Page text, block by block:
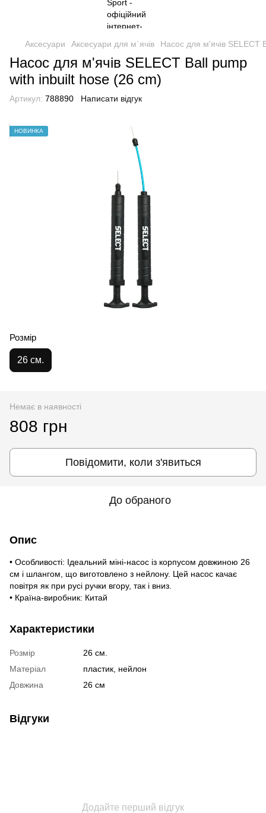
Аксесуари Аксесуари для м`ячів Насос для м'ячів SELECT
Насос для м'ячів SELECT Ball pump
with inbuilt hose (26 cm)
Артикул: 788890 Написати відгук
НОВИНКА
Розмір
26 см.
Немає в наявності
808 грн
Повідомити, коли з'явиться
До обраного
Опис
• Особливості: Ідеальний міні-насос із корпусом довжиною 26
см і шлангом, що виготовлено з нейлону. Цей насос качає
повітря як при русі ручки вгору, так і вниз.
• Країна-виробник: Китай
Характеристики
Розмір
26 см.
Матеріал
пластик, нейлон
Довжина
26 см
Відгуки
Додайте перший відгук